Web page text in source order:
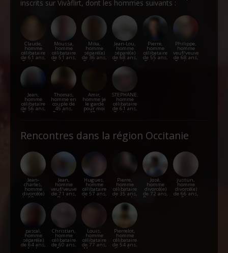
inscrits sur Vivaflirt, dont les hommes suivants :
Claude,
homme
célibataire
de 61 ans,
Toulouse
Moussa,
homme
célibataire
de 51 ans,
Toulouse
Mika,
homme
séparé(e)
de 36 ans,
Toulouse
Jean-Lou,
homme
séparé(e)
de 68 ans,
Toulouse
Pierre,
homme
célibataire
de 55 ans,
Toulouse
Philippe,
homme
veuf/veuve
de 68 ans,
Toulouse
Jean,
homme
célibataire
de 56 ans,
Toulouse
Thomas,
homme en
couple de
45 ans,
Toulouse
Amir,
homme je
le garde
pour moi
de 47 ans,
STEPHANE,
homme
célibataire
de 61 ans,
Toulouse
Rencontres dans la région Occitanie
Jean-
charles,
homme
divorcé(e)
de 68 ans,
Toulouse
Jean,
homme
veuf/veuve
de 71 ans,
Barjac
Hugues,
homme
célibataire
de 57 ans,
Lauzerte
Pierre,
homme
célibataire
de 35 ans,
Laguiole
José,
homme
divorcé(e)
de 72 ans,
Perpignan
justun,
homme
divorcé(e)
de 66 ans,
Foix
pascal,
homme
séparé(e)
de 64 ans,
Auch
Christian,
homme
célibataire
de 60 ans,
Éauze
Louis,
homme
célibataire
de 77 ans,
Mauguio
Pierrelot,
homme
célibataire
de 54 ans,
Gourdon